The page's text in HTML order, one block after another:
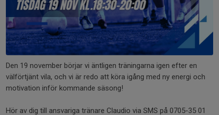
Den 19 november börjar vi äntligen träningarna igen efter en
välförtjänt vila, och vi är redo att köra igång med ny energi och
motivation inför kommande säsong!
Hör av dig till ansvariga tränare Claudio via SMS på 0705-35 01